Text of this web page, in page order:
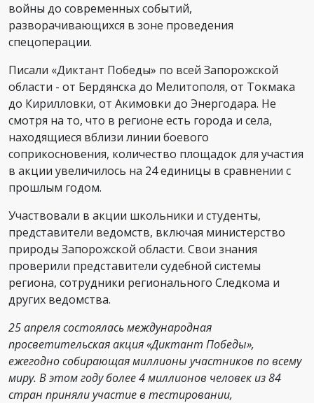
войны до современных событий,
разворачивающихся в зоне проведения
спецоперации.
Писали «Диктант Победы» по всей Запорожской
области - от Бердянска до Мелитополя, от Токмака
до Кирилловки, от Акимовки до Энергодара. Не
смотря на то, что в регионе есть города и села,
находящиеся вблизи линии боевого
соприкосновения, количество площадок для участия
в акции увеличилось на 24 единицы в сравнении с
прошлым годом.
Участвовали в акции школьники и студенты,
представители ведомств, включая министерство
природы Запорожской области. Свои знания
проверили представители судебной системы
региона, сотрудники регионального Следкома и
других ведомства.
25 апреля состоялась международная
просветительская акция «Диктант Победы»,
ежегодно собирающая миллионы участников по всему
миру. В этом году более 4 миллионов человек из 84
стран приняли участие в тестировании,